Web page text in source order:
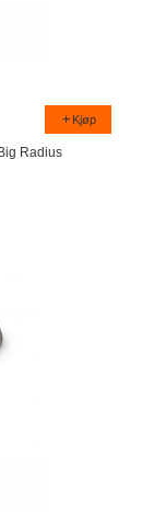
Kjøp
Radius